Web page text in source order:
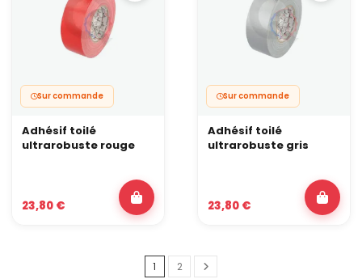
Sur commande
Adhésif toilé
ultrarobuste rouge
23,80 €
Sur commande
Adhésif toilé
ultrarobuste gris
23,80 €
1 2